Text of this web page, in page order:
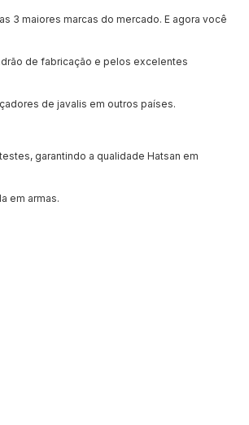
3 maiores marcas do mercado. E agora você
de fabricação e pelos excelentes
de javalis em outros países.
garantindo a qualidade Hatsan em
em armas.